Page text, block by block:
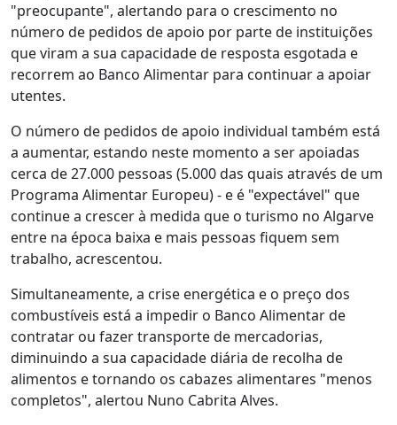
"preocupante", alertando para o crescimento no
número de pedidos de apoio por parte de instituições
que viram a sua capacidade de resposta esgotada e
recorrem ao Banco Alimentar para continuar a apoiar
utentes.
O número de pedidos de apoio individual também está
a aumentar, estando neste momento a ser apoiadas
cerca de 27.000 pessoas (5.000 das quais através de um
Programa Alimentar Europeu) - e é "expectável" que
continue a crescer à medida que o turismo no Algarve
entre na época baixa e mais pessoas fiquem sem
trabalho, acrescentou.
Simultaneamente, a crise energética e o preço dos
combustíveis está a impedir o Banco Alimentar de
contratar ou fazer transporte de mercadorias,
diminuindo a sua capacidade diária de recolha de
alimentos e tornando os cabazes alimentares "menos
completos", alertou Nuno Cabrita Alves.